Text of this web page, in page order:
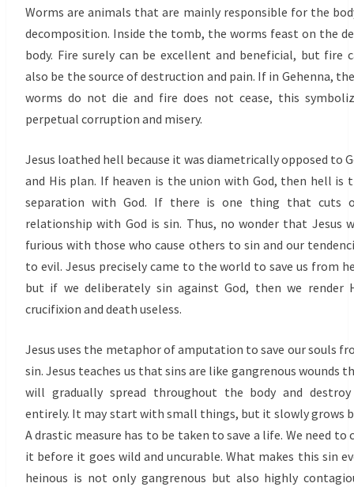
Worms are animals that are mainly responsible for the
decomposition. Inside the tomb, the worms feast on the
body. Fire surely can be excellent and beneficial, but fire
also be the source of destruction and pain. If in Gehenna,
worms do not die and fire does not cease, this
perpetual corruption and misery.
Jesus loathed hell because it was diametrically opposed to
and His plan. If heaven is the union with God, then hell is
separation with God. If there is one thing that cuts
relationship with God is sin. Thus, no wonder that Jesus
furious with those who cause others to sin and our
to evil. Jesus precisely came to the world to save us from
but if we deliberately sin against God, then we render
crucifixion and death useless.
Jesus uses the metaphor of amputation to save our souls
sin. Jesus teaches us that sins are like gangrenous wounds
will gradually spread throughout the body and
entirely. It may start with small things, but it slowly grows
A drastic measure has to be taken to save a life. We need to
it before it goes wild and uncurable. What makes this sin
heinous is not only gangrenous but also highly